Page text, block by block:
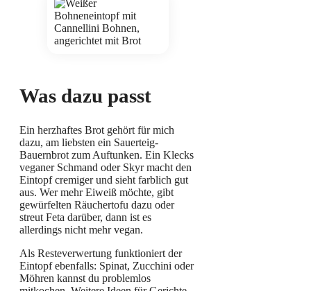
Was dazu passt
Ein herzhaftes Brot gehört für mich
dazu, am liebsten ein Sauerteig-
Bauernbrot zum Auftunken. Ein Klecks
veganer Schmand oder Skyr macht den
Eintopf cremiger und sieht farblich gut
aus. Wer mehr Eiweiß möchte, gibt
gewürfelten Räuchertofu dazu oder
streut Feta darüber, dann ist es
allerdings nicht mehr vegan.
Als Resteverwertung funktioniert der
Eintopf ebenfalls: Spinat, Zucchini oder
Möhren kannst du problemlos